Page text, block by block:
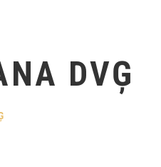
DVĢ